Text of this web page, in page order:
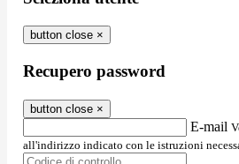
button close ×
Recupero password
button close ×
E-mail
all'indirizzo indicato con le istruzioni